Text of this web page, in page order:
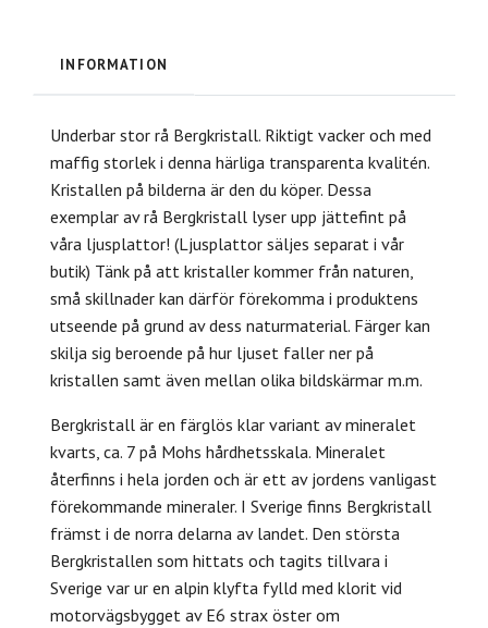
INFORMATION
Underbar stor rå Bergkristall. Riktigt vacker och med
maffig storlek i denna härliga transparenta kvalitén.
Kristallen på bilderna är den du köper. Dessa
exemplar av rå Bergkristall lyser upp jättefint på
våra ljusplattor! (Ljusplattor säljes separat i vår
butik) Tänk på att kristaller kommer från naturen,
små skillnader kan därför förekomma i produktens
utseende på grund av dess naturmaterial. Färger kan
skilja sig beroende på hur ljuset faller ner på
kristallen samt även mellan olika bildskärmar m.m.
Bergkristall är en färglös klar variant av mineralet
kvarts, ca. 7 på Mohs hårdhetsskala. Mineralet
återfinns i hela jorden och är ett av jordens vanligast
förekommande mineraler. I Sverige finns Bergkristall
främst i de norra delarna av landet. Den största
Bergkristallen som hittats och tagits tillvara i
Sverige var ur en alpin klyfta fylld med klorit vid
motorvägsbygget av E6 strax öster om